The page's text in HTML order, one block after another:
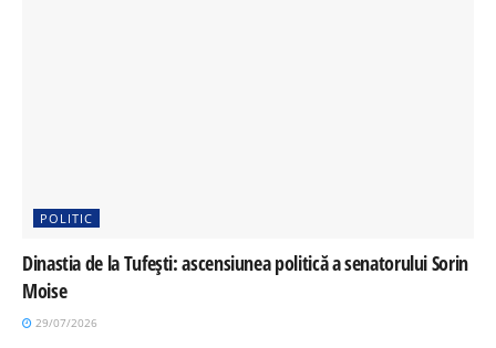
POLITIC
Dinastia de la Tufești: ascensiunea politică a senatorului Sorin
Moise
29/07/2026